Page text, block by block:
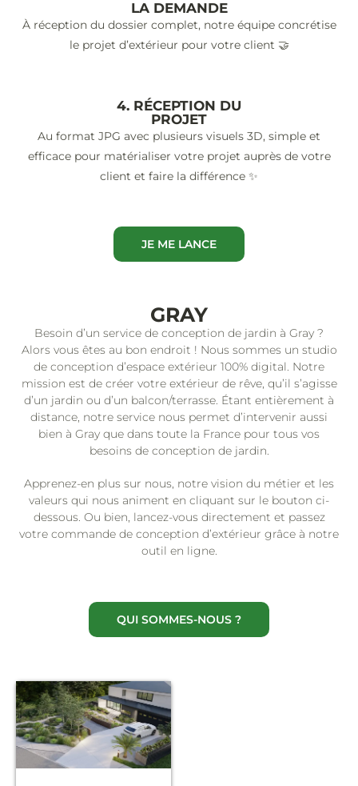
LA DEMANDE
À réception du dossier complet, notre équipe concrétise
le projet d’extérieur pour votre client 🤝
4. RÉCEPTION DU
PROJET
Au format JPG avec plusieurs visuels 3D, simple et
efficace pour matérialiser votre projet auprès de votre
client et faire la différence ✨
JE ME LANCE
GRAY
Besoin d’un service de conception de jardin à Gray ?
Alors vous êtes au bon endroit ! Nous sommes un studio
de conception d’espace extérieur 100% digital. Notre
mission est de créer votre extérieur de rêve, qu’il s’agisse
d’un jardin ou d’un balcon/terrasse. Étant entièrement à
distance, notre service nous permet d’intervenir aussi
bien à Gray que dans toute la France pour tous vos
besoins de conception de jardin.
Apprenez-en plus sur nous, notre vision du métier et les
valeurs qui nous animent en cliquant sur le bouton ci-
dessous. Ou bien, lancez-vous directement et passez
votre commande de conception d’extérieur grâce à notre
outil en ligne.
QUI SOMMES-NOUS ?